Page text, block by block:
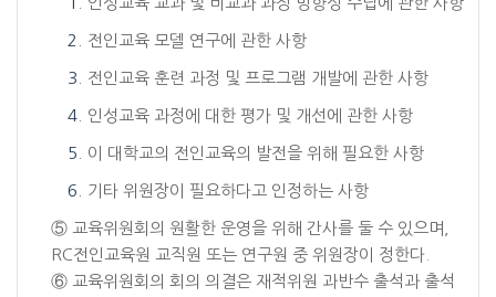
전인교육 모델 연구에 관한 사항
전인교육 훈련 과정 및 프로그램 개발에 관한 사항
인성교육 과정에 대한 평가 및 개선에 관한 사항
이 대학교의 전인교육의 발전을 위해 필요한 사항
기타 위원장이 필요하다고 인정하는 사항
⑤ 교육위원회의 원활한 운영을 위해 간사를 둘 수 있으며,
RC전인교육원 교직원 또는 연구원 중 위원장이 정한다.
⑥ 교육위원회의 회의 의결은 재적위원 과반수 출석과 출석